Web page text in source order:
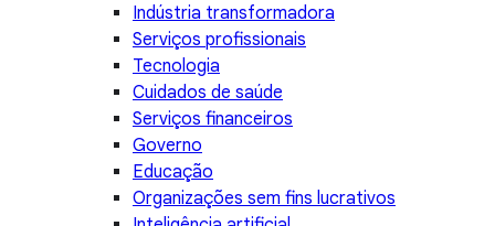
Indústria transformadora
Serviços profissionais
Tecnologia
Cuidados de saúde
Serviços financeiros
Governo
Educação
Organizações sem fins lucrativos